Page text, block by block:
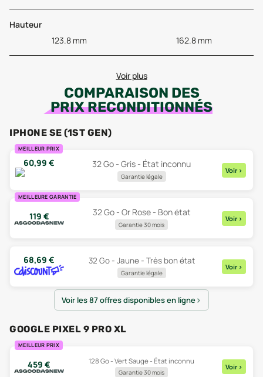
Hauteur
123.8 mm
162.8 mm
Voir plus
COMPARAISON DES
PRIX RECONDITIONNÉS
IPHONE SE (1ST GEN)
MEILLEUR PRIX
60,99 € 32 Go - Gris - État inconnu
Garantie légale
Voir >
MEILLEURE GARANTIE
119 € 32 Go - Or Rose - Bon état
Garantie 30 mois
Voir >
68,69 € 32 Go - Jaune - Très bon état
Garantie légale
Voir >
Voir les 87 offres disponibles en ligne
GOOGLE PIXEL 9 PRO XL
MEILLEUR PRIX
459 € 128 Go - Vert Sauge - État inconnu
Garantie 30 mois
Voir >